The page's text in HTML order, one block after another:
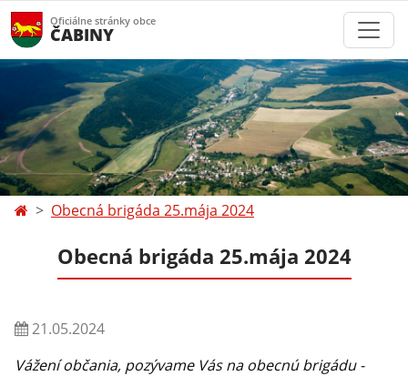
Oficiálne stránky obce
ČABINY
Obecná brigáda 25.mája 2024
Obecná brigáda 25.mája 2024
21.05.2024
Vážení občania, pozývame Vás na obecnú brigádu -